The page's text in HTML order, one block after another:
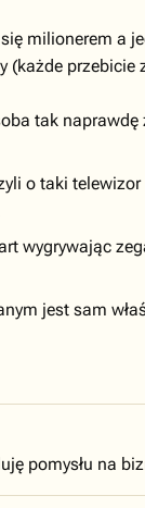
milionerem a
przebicie
tak
o taki
wygrywając
jest sam
pomysłu na